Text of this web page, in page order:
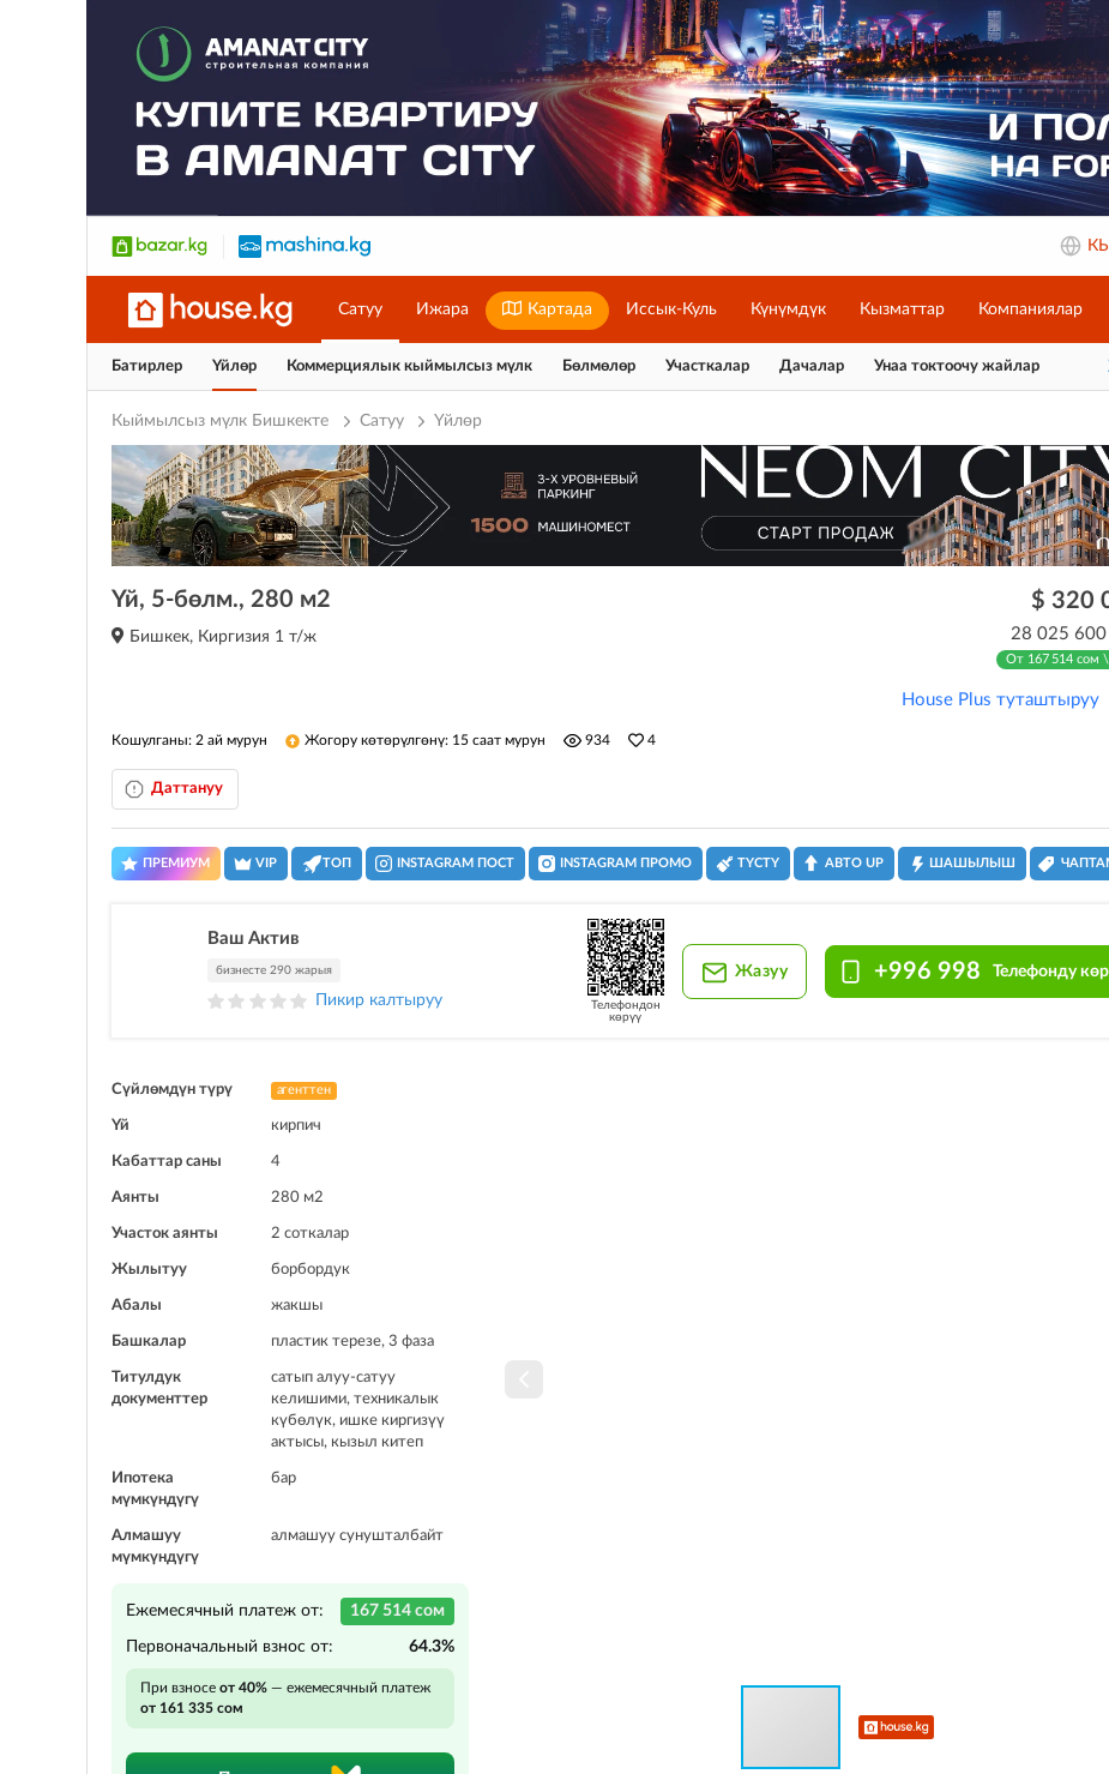
Сатуу Ижара Картада Иссык-Куль Күнүмдүк Кызматтар Компаниялар
Батирлер Үйлөр Коммерциялык кыймылсыз мүлк Бөлмөлөр Участкалар Дачалар Унаа токтоочу жайлар
Кыймылсыз мүлк Бишкекте Сатуу Үйлөр
Үй, 5-бөлм., 280 м2
Бишкек, Киргизия 1 т/ж
$ 320
28 025 600
От 167 514 сом
House Plus туташтыруу
Кошулганы: 2 ай мурун Жогору көтөрүлгөнү: 15 саат мурун 934 4
Даттануу
ПРЕМИУМ VIP ТОП INSTAGRAM ПОСТ INSTAGRAM ПРОМО ТҮСТҮ АВТО UP ШАШЫЛЫШ
Ваш Актив
бизнесте 290 жарыя
Пикир калтыруу
Телефондон
көрүү
Жазуу +996 998 Телефонду
Сүйлөмдүн түрү агенттен
Үй кирпич
Кабаттар саны 4
Аянты 280 м2
Участок аянты 2 соткалар
Жылытуу борбордук
Абалы жакшы
Башкалар пластик терезе, 3 фаза
Титулдук
документтер
сатып алуу-сатуу
келишими, техникалык
күбөлүк, ишке киргизүү
актысы, кызыл китеп
Ипотека
мүмкүндүгү
бар
Алмашуу
мүмкүндүгү
алмашуу сунушталбайт
Ежемесячный платеж от: 167 514 сом
Первоначальный взнос от: 64.3%
При взносе от 40% — ежемесячный платеж
от 161 335 сом